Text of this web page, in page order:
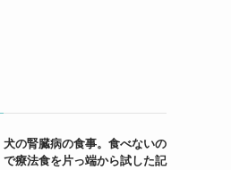
犬の腎臓病の食事。食べないの
で療法食を片っ端から試した記